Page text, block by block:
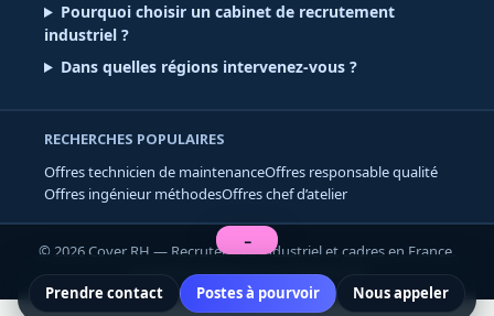
Pourquoi choisir un cabinet de recrutement
industriel ?
Dans quelles régions intervenez-vous ?
RECHERCHES POPULAIRES
Offres technicien de maintenanceOffres responsable qualité
Offres ingénieur méthodesOffres chef d’atelier
© 2026Cover RH — Recrutement industriel et cadres en France.
ConfidentialitéMentions légales
−
Prendre contact Postes à pourvoir Nous appeler